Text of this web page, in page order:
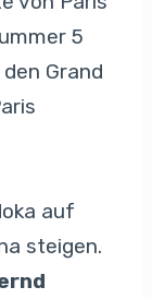
5
Grand
auf
steigen.